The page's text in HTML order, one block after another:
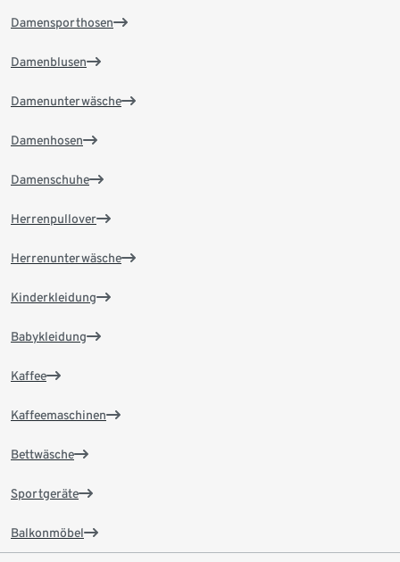
Damensporthosen
Damenblusen
Damenunterwäsche
Damenhosen
Damenschuhe
Herrenpullover
Herrenunterwäsche
Kinderkleidung
Babykleidung
Kaffee
Kaffeemaschinen
Bettwäsche
Sportgeräte
Balkonmöbel